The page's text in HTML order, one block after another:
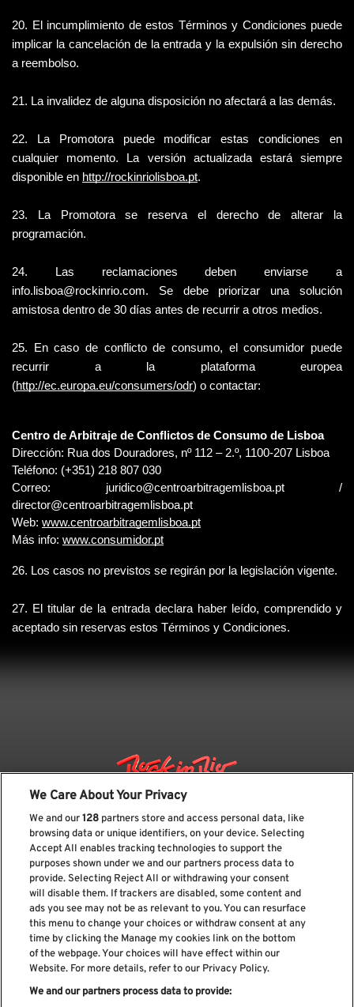
20. El incumplimiento de estos Términos y Condiciones puede
implicar la cancelación de la entrada y la expulsión sin derecho
a reembolso.
21. La invalidez de alguna disposición no afectará a las demás.
22. La Promotora puede modificar estas condiciones en
cualquier momento. La versión actualizada estará siempre
disponible en http://rockinriolisboa.pt.
23. La Promotora se reserva el derecho de alterar la
programación.
24. Las reclamaciones deben enviarse a
info.lisboa@rockinrio.com. Se debe priorizar una solución
amistosa dentro de 30 días antes de recurrir a otros medios.
25. En caso de conflicto de consumo, el consumidor puede
recurrir a la plataforma europea
(http://ec.europa.eu/consumers/odr) o contactar:
Centro de Arbitraje de Conflictos de Consumo de Lisboa
Dirección: Rua dos Douradores, nº 112 – 2.º, 1100-207 Lisboa
Teléfono: (+351) 218 807 030
Correo: juridico@centroarbitragemlisboa.pt
director@centroarbitragemlisboa.pt
Web: www.centroarbitragemlisboa.pt
Más info: www.consumidor.pt
26. Los casos no previstos se regirán por la legislación vigente.
27. El titular de la entrada declara haber leído, comprendido y
aceptado sin reservas estos Términos y Condiciones.
Suscríbase a nuestro boletín
He leído y acepto el Política de privacidad
We Care About Your Privacy
We and our128 partners store and access personal data, like
browsing data or unique identifiers, on your device. Selecting
Accept All enables tracking technologies to support the
purposes shown under we and our partners process data to
provide. Selecting Reject All or withdrawing your consent
will disable them. If trackers are disabled, some content and
ads you see may not be as relevant to you. You can resurface
this menu to change your choices or withdraw consent at any
time by clicking the Manage my cookies link on the bottom
of the webpage. Your choices will have effect within our
Website. For more details, refer to our Privacy Policy.
We and our partners process data to provide: